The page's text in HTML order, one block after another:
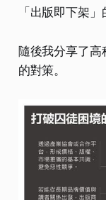
「出版即下架」
隨後我分享了
的對策。